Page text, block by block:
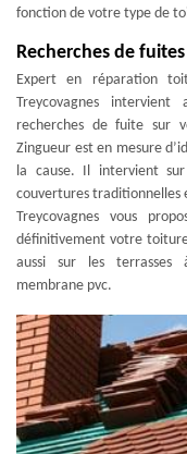
fonction de votre type de
Recherches de
Expert en réparation
Treycovagnes
recherches de fuite sur
Zingueur est en mesure
la cause. Il intervient
couvertures traditionnelles
Treycovagnes vous
définitivement votre
aussi sur les terrasses
membrane pvc.